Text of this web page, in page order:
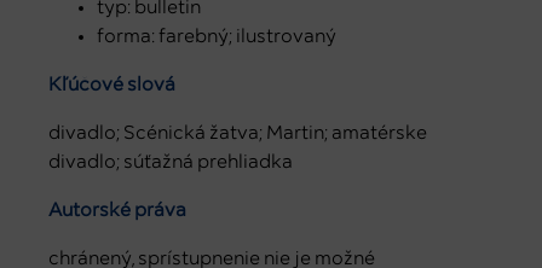
typ: bulletin
forma: farebný; ilustrovaný
Kľúčové slová
divadlo; Scénická žatva; Martin; amatérske
divadlo; súťažná prehliadka
Autorské práva
chránený, sprístupnenie nie je možné